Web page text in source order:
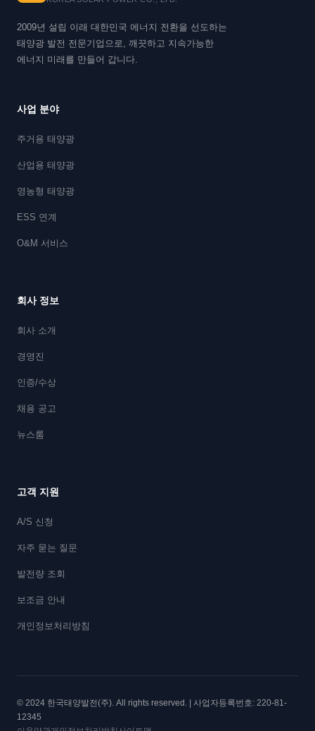
2009년 설립 이래 대한민국 에너지 전환을 선도하는
태양광 발전 전문기업으로, 깨끗하고 지속가능한
에너지 미래를 만들어 갑니다.
사업 분야
주거용 태양광
산업용 태양광
영농형 태양광
ESS 연계
O&M 서비스
회사 정보
회사 소개
경영진
인증/수상
채용 공고
뉴스룸
고객 지원
A/S 신청
자주 묻는 질문
발전량 조회
보조금 안내
개인정보처리방침
© 2024 한국태양발전(주). All rights reserved. | 사업자등록번호: 220-81-
12345